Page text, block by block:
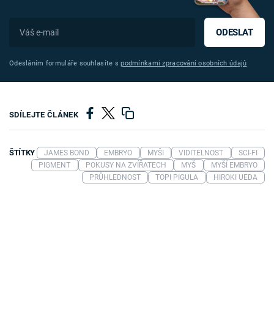
ODESLAT
Odesláním formuláře souhlasíte spodmínkami zpracování osobních údajů
SDÍLEJTE ČLÁNEK
ŠTÍTKY JAMES BOND EMBRYO MYŠI VIDITELNOST
SCI-FI
PIGMENT
POKUSY NA ZVÍŘATECH MYŠ
MYŠÍ EMBRYO
PRŮHLEDNOST
TOPI PIGULA HIROKI UEDA